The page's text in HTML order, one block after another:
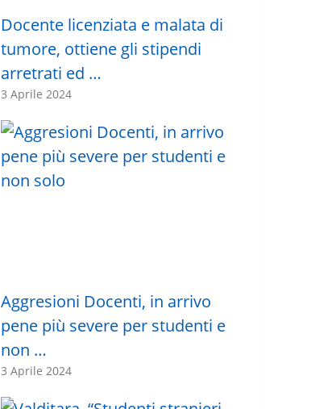
Docente licenziata e malata di
tumore, ottiene gli stipendi
arretrati ed …
3 Aprile 2024
Aggresioni Docenti, in arrivo
pene più severe per studenti e
non …
3 Aprile 2024